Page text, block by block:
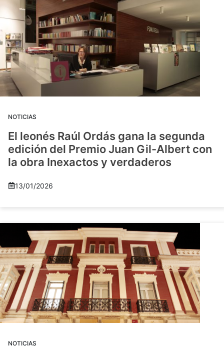
NOTICIAS
El leonés Raúl Ordás gana la segunda
edición del Premio Juan Gil-Albert con
la obra Inexactos y verdaderos
13/01/2026
NOTICIAS